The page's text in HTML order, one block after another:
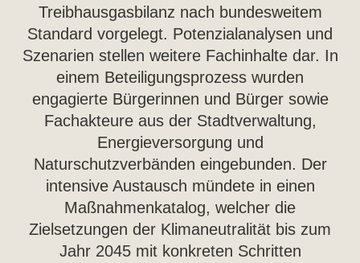
Treibhausgasbilanz nach bundesweitem
Standard vorgelegt. Potenzialanalysen und
Szenarien stellen weitere Fachinhalte dar. In
einem Beteiligungsprozess wurden
engagierte Bürgerinnen und Bürger sowie
Fachakteure aus der Stadtverwaltung,
Energieversorgung und
Naturschutzverbänden eingebunden. Der
intensive Austausch mündete in einen
Maßnahmenkatalog, welcher die
Zielsetzungen der Klimaneutralität bis zum
Jahr 2045 mit konkreten Schritten